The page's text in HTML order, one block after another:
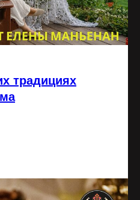
традициях